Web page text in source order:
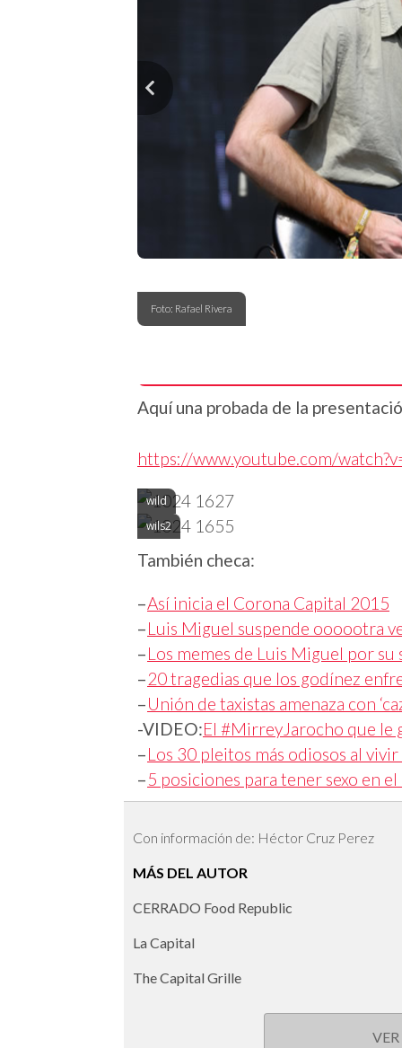
Foto: Rafael Rivera
Aquí una probada de la
https://www.youtube.com/
wild
wils2
También checa:
–Así inicia el Corona Capital 2015
–Luis Miguel suspende oooootra
–Los memes de Luis Miguel por su
–20 tragedias que los godínez
–Unión de taxistas amenaza con
-VIDEO:El #MirreyJarocho que le
–Los 30 pleitos más odiosos al
–5 posiciones para tener sexo en el
Con información de: Héctor Cruz Perez
MÁS DEL AUTOR
CERRADO Food Republic
La Capital
The Capital Grille